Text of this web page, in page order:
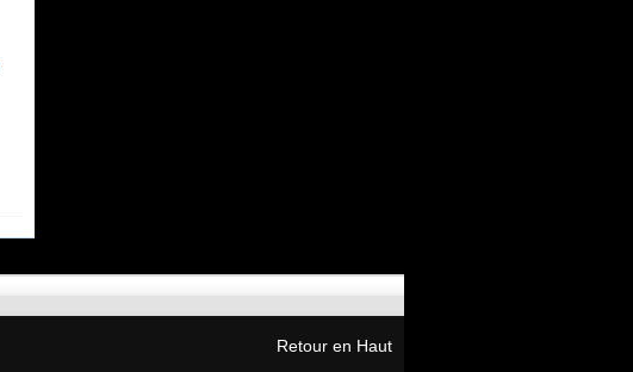
Retour en Haut